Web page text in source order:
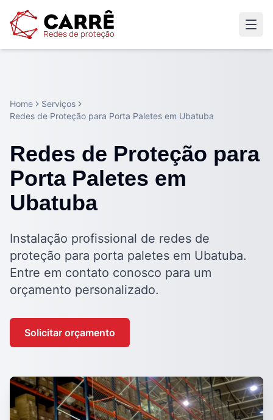
Home
Serviços
Redes de Proteção para Porta Paletes em Ubatuba
Redes de Proteção para
Porta Paletes em
Ubatuba
Instalação profissional de redes de
proteção para porta paletes em Ubatuba.
Entre em contato conosco para um
orçamento personalizado.
Solicitar orçamento